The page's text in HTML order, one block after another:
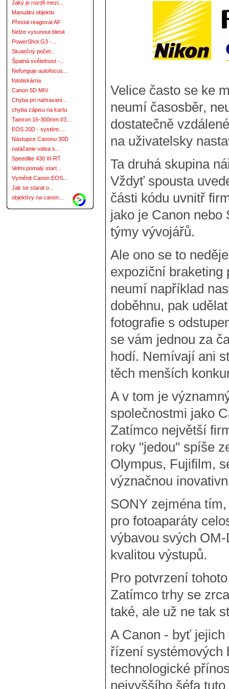
Jaký je rozdíl mezi...
Manuální objektiv
Přestal reagovat AF
Nelze vysunout blesk
PowerShot G3 -...
Skutečný počet...
Špatná světelnost -...
Nefunguje autofocus...
fototiskárna
Canon 5D MIV
Chyba pri nahravani...
chyba zápisu na kartu
Tamron 16-300mm f/3....
EOS 20D - systém....
Nástupce Canonu 30D
natáčanie videa s...
Speedlite 430 III-RT
Velmi pomalý start...
Vyměnit Canon EOS...
Jak se starat o...
objektívy na canon...
Velice často se ke
neumí časosběr,
dostatečně
na uživatelsky
Ta druhá skupina
Vždyť spousta
části kódu uvnitř
jako je Canon nebo
týmy vývojářů.
Ale ono se to
expoziční braketing
neumí například
doběhnu, pak
fotografie s
se vám jednou za
hodí. Nemívají ani
těch menších
A v tom je
společnostmi jako
Zatímco největší
roky "jedou" spíše
Olympus, Fujifilm,
význačnou
SONY zejména
pro fotoaparáty
výbavou svých
kvalitou výstupů.
Pro potvrzení
Zatímco trhy se
také, ale už ne tak
A Canon - byť jejich
řízení systémových
technologické
nejvyššího šéfa